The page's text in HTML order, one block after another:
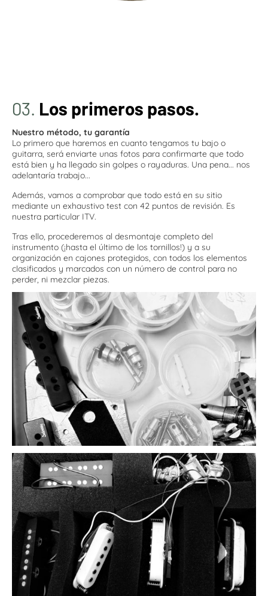
03. Los primeros pasos.
Nuestro método, tu garantía
Lo primero que haremos en cuanto tengamos tu bajo o
guitarra, será enviarte unas fotos para confirmarte que todo
está bien y ha llegado sin golpes o rayaduras. Una pena... nos
adelantaría trabajo...
Además, vamos a comprobar que todo está en su sitio
mediante un exhaustivo test con 42 puntos de revisión. Es
nuestra particular ITV.
Tras ello, procederemos al desmontaje completo del
instrumento (¡hasta el último de los tornillos!) y a su
organización en cajones protegidos, con todos los elementos
clasificados y marcados con un número de control para no
perder, ni mezclar piezas.